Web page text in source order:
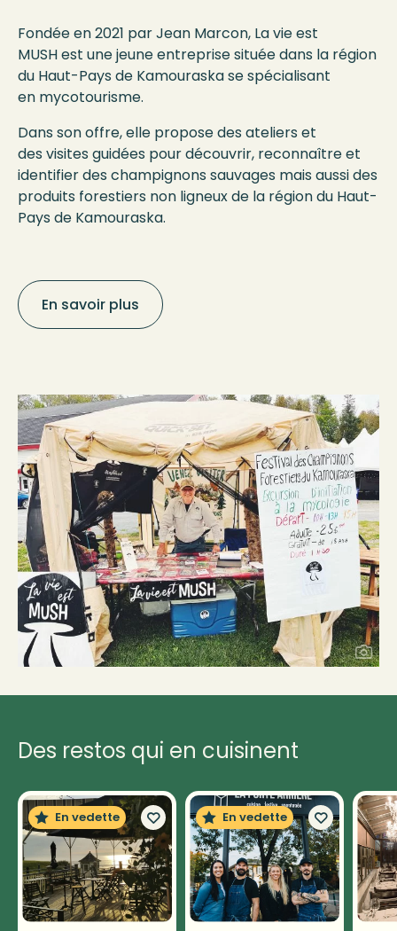
Fondée en 2021 par Jean Marcon, La vie est
MUSH est une jeune entreprise située dans la région
du Haut-Pays de Kamouraska se spécialisant
en mycotourisme.
Dans son offre, elle propose des ateliers et
des visites guidées pour découvrir, reconnaître et
identifier des champignons sauvages mais aussi des
produits forestiers non ligneux de la région du Haut-
Pays de Kamouraska.
En savoir plus
Des restos qui en cuisinent
En vedette En vedette